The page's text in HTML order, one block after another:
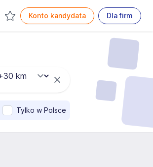
Konto kandydata Dla firm
Tylko w Polsce